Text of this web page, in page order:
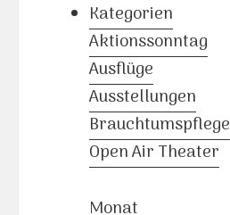
Kategorien
Aktionssonntag
Ausflüge
Ausstellungen
Brauchtumspflege
Open Air Theater
Monat